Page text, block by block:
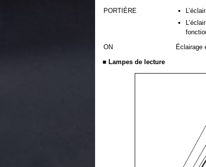
PORTIÈRE
ON
Éclairage
■ Lampes de lecture